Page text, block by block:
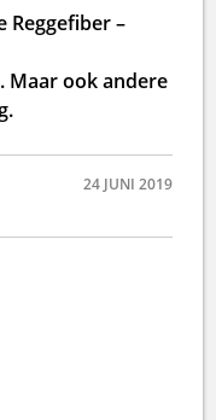
Reggefiber –
Maar ook andere
24 JUNI 2019